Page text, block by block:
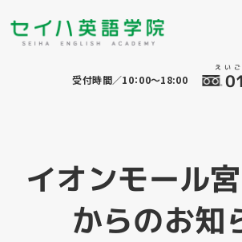
えい
受付時間／10：00～18:00
イオンモール
からのお知